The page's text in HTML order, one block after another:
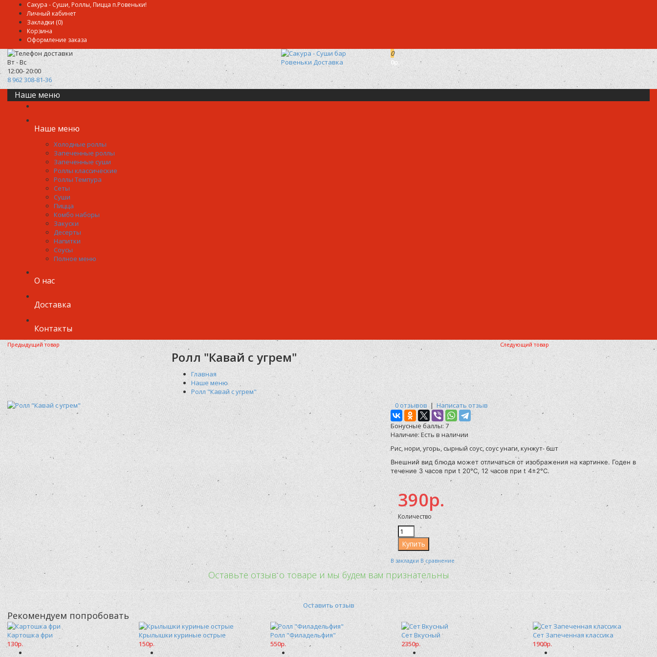
Сакура - Суши, Роллы, Пицца п.Ровеньки!
Личный кабинет
Закладки (0)
Корзина
Оформление заказа
Вт - Вс
12:00- 20:00
8 962 308-81-36
0
0р.
Наше меню
Наше меню
Холодные роллы
Запеченные роллы
Запеченные суши
Роллы классические
Роллы Темпура
Сеты
Суши
Пицца
Комбо наборы
Закуски
Десерты
Напитки
Соусы
Полное меню
О нас
Доставка
Контакты
Предыдущий товар
Ролл "Кавай с угрем"
Главная
Наше меню
Ролл "Кавай с угрем"
Следующий товар
0 отзывов |Написать отзыв
Бонусные баллы: 7
Наличие:Есть в наличии
Рис, нори, угорь, сырный соус, соус унаги, кунжут- 6шт
Внешний вид блюда может отличаться от изображения на картинке. Годен в
течение 3 часов при t 20°C, 12 часов при t 4±2°C.
390р.
Количество
В закладки В сравнение
Оставьте отзыв о товаре и мы будем вам признательны
Оставить отзыв
Рекомендуем попробовать
Картошка фри
130р.
Крылышки куриные острые
150р.
Ролл "Филадельфия"
550р.
Сет Вкусный
2350р.
Сет Запеченная классика
1900р.